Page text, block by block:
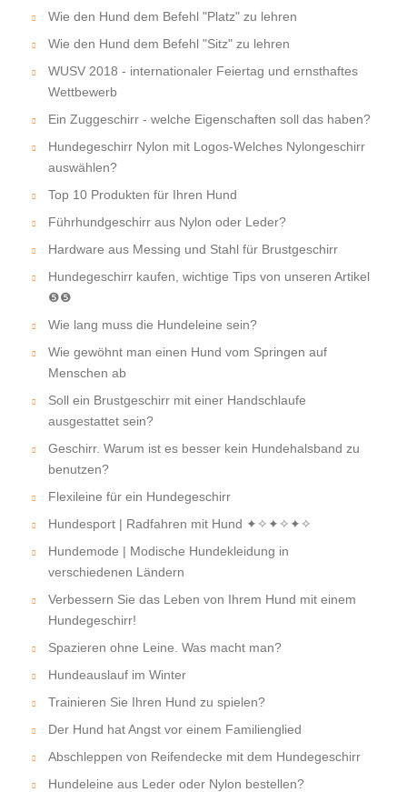
Wie den Hund dem Befehl "Platz" zu lehren
Wie den Hund dem Befehl "Sitz" zu lehren
WUSV 2018 - internationaler Feiertag und ernsthaftes
Wettbewerb
Ein Zuggeschirr - welche Eigenschaften soll das haben?
Hundegeschirr Nylon mit Logos-Welches Nylongeschirr
auswählen?
Top 10 Produkten für Ihren Hund
Führhundgeschirr aus Nylon oder Leder?
Hardware aus Messing und Stahl für Brustgeschirr
Hundegeschirr kaufen, wichtige Tips von unseren Artikel
❺❺
Wie lang muss die Hundeleine sein?
Wie gewöhnt man einen Hund vom Springen auf
Menschen ab
Soll ein Brustgeschirr mit einer Handschlaufe
ausgestattet sein?
Geschirr. Warum ist es besser kein Hundehalsband zu
benutzen?
Flexileine für ein Hundegeschirr
Hundesport | Radfahren mit Hund ✦✧✦✧✦✧
Hundemode | Modische Hundekleidung in
verschiedenen Ländern
Verbessern Sie das Leben von Ihrem Hund mit einem
Hundegeschirr!
Spazieren ohne Leine. Was macht man?
Hundeauslauf im Winter
Trainieren Sie Ihren Hund zu spielen?
Der Hund hat Angst vor einem Familienglied
Abschleppen von Reifendecke mit dem Hundegeschirr
Hundeleine aus Leder oder Nylon bestellen?